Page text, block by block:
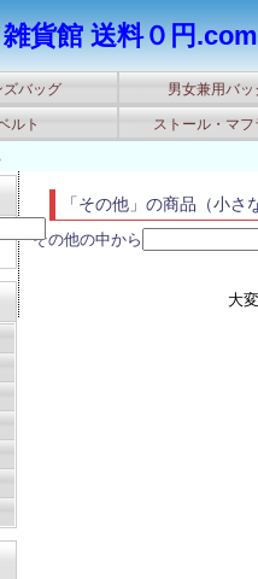
貨館 送料０円.com
ズバッグ 男女兼用バッ
ルト ストール・マフ
「その他」の商品（小
その他の中から
大